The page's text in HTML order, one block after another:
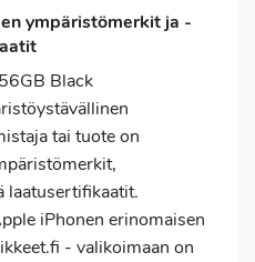
ympäristömerkit ja -
Black
tai tuote on
laatusertifikaatit.
iPhonen erinomaisen
- valikoimaan on